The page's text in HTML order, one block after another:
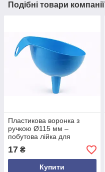
Подібні товари компанії
Пластикова воронка з
ручкою Ø115 мм –
побутова лійка для
універсальна кухонна та
господарська воронка
17 ₴
Купити